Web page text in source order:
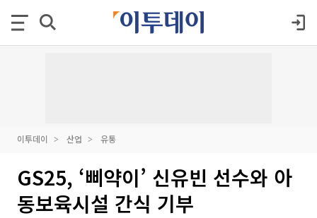
이투데이 산업 유통
GS25, ‘삐약이’ 신유빈 선수와 아
동보육시설 간식 기부